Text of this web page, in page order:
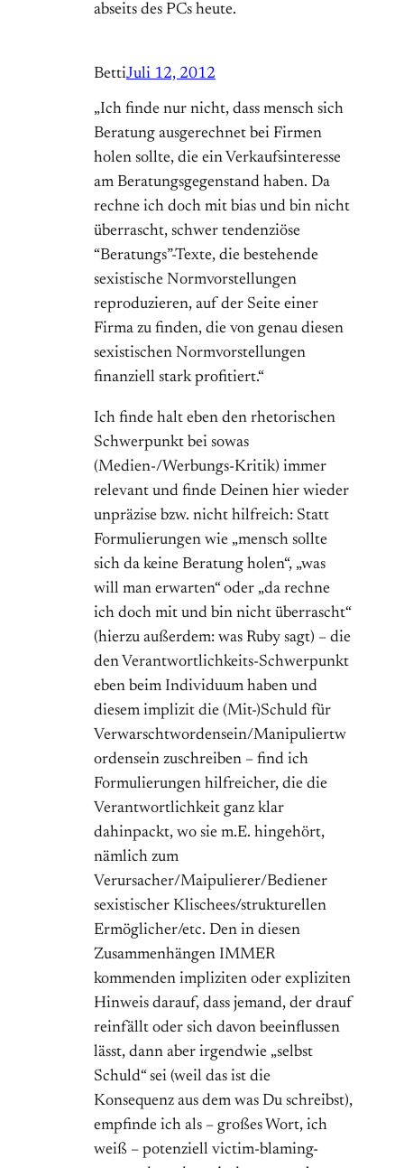
abseits des PCs heute.
BettiJuli 12, 2012
„Ich finde nur nicht, dass mensch sich
Beratung ausgerechnet bei Firmen
holen sollte, die ein Verkaufsinteresse
am Beratungsgegenstand haben. Da
rechne ich doch mit bias und bin nicht
überrascht, schwer tendenziöse
“Beratungs”-Texte, die bestehende
sexistische Normvorstellungen
reproduzieren, auf der Seite einer
Firma zu finden, die von genau diesen
sexistischen Normvorstellungen
finanziell stark profitiert.“
Ich finde halt eben den rhetorischen
Schwerpunkt bei sowas
(Medien-/Werbungs-Kritik) immer
relevant und finde Deinen hier wieder
unpräzise bzw. nicht hilfreich: Statt
Formulierungen wie „mensch sollte
sich da keine Beratung holen“, „was
will man erwarten“ oder „da rechne
ich doch mit und bin nicht überrascht“
(hierzu außerdem: was Ruby sagt) – die
den Verantwortlichkeits-Schwerpunkt
eben beim Individuum haben und
diesem implizit die (Mit-)Schuld für
Verwarschtwordensein/Manipuliertw
ordensein zuschreiben – find ich
Formulierungen hilfreicher, die die
Verantwortlichkeit ganz klar
dahinpackt, wo sie m.E. hingehört,
nämlich zum
Verursacher/Maipulierer/Bediener
sexistischer Klischees/strukturellen
Ermöglicher/etc. Den in diesen
Zusammenhängen IMMER
kommenden impliziten oder expliziten
Hinweis darauf, dass jemand, der drauf
reinfällt oder sich davon beeinflussen
lässt, dann aber irgendwie „selbst
Schuld“ sei (weil das ist die
Konsequenz aus dem was Du schreibst),
empfinde ich als – großes Wort, ich
weiß – potenziell victim-blaming-